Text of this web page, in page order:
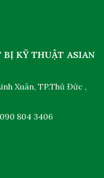
BỊ KỸ THUẬT ASIAN
Xuân, TP.Thủ Đức ,
090 804 3406